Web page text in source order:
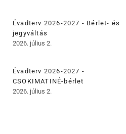
Évadterv 2026-2027 - Bérlet- és
jegyváltás
2026. július 2.
Évadterv 2026-2027 -
CSOKIMATINÉ-bérlet
2026. július 2.